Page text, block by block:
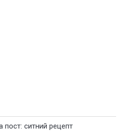
пост: ситний рецепт